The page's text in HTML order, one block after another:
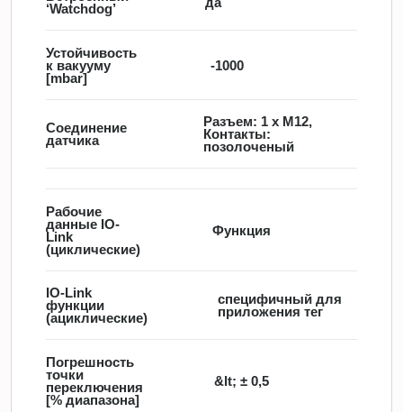
‘Watchdog’
да
Устойчивость
к вакууму
[mbar]
-1000
Соединение
датчика
Разъем: 1 x M12,
Контакты:
позолоченый
Рабочие
данные IO-
Link
(циклические)
Функция
IO-Link
функции
(ациклические)
специфичный для
приложения тег
Погрешность
точки
переключения
[% диапазона]
&lt; ± 0,5